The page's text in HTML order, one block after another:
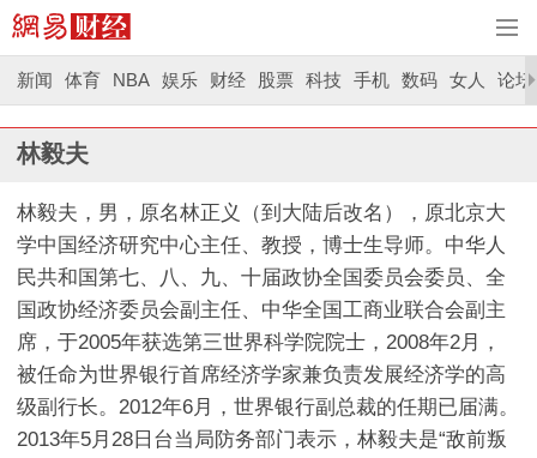
新闻 体育 NBA 娱乐 财经 股票 科技 手机 数码 女人 论坛
林毅夫
林毅夫，男，原名林正义（到大陆后改名），原北京大
学中国经济研究中心主任、教授，博士生导师。中华人
民共和国第七、八、九、十届政协全国委员会委员、全
国政协经济委员会副主任、中华全国工商业联合会副主
席，于2005年获选第三世界科学院院士，2008年2月，
被任命为世界银行首席经济学家兼负责发展经济学的高
级副行长。2012年6月，世界银行副总裁的任期已届满。
2013年5月28日台当局防务部门表示，林毅夫是“敌前叛